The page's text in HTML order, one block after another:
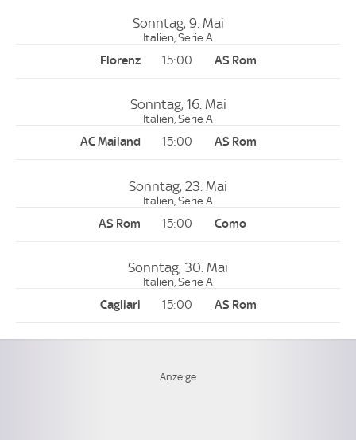
Sonntag, 9. Mai
Italien, Serie A
15:00
Sonntag, 16. Mai
Italien, Serie A
15:00
Sonntag, 23. Mai
Italien, Serie A
15:00
Sonntag, 30. Mai
Italien, Serie A
15:00